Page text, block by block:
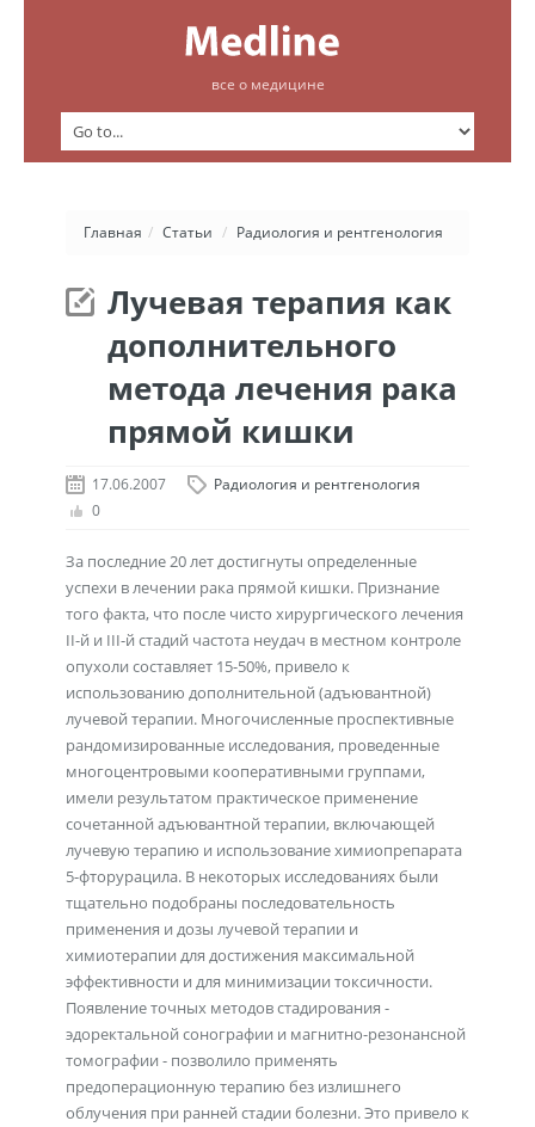
все о медицине
Главная / Статьи / Радиология и рентгенология
Лучевая терапия как
дополнительного
метода лечения рака
прямой кишки
17.06.2007
Радиология и рентгенология
0
За последние 20 лет достигнуты определенные
успехи в лечении рака прямой кишки. Признание
того факта, что после чисто хирургического лечения
II-й и III-й стадий частота неудач в местном контроле
опухоли составляет 15-50%, привело к
использованию дополнительной (адъювантной)
лучевой терапии. Многочисленные проспективные
рандомизированные исследования, проведенные
многоцентровыми кооперативными группами,
имели результатом практическое применение
сочетанной адъювантной терапии, включающей
лучевую терапию и использование химиопрепарата
5-фторурацила. В некоторых исследованиях были
тщательно подобраны последовательность
применения и дозы лучевой терапии и
химиотерапии для достижения максимальной
эффективности и для минимизации токсичности.
Появление точных методов стадирования -
эдоректальной сонографии и магнитно-резонансной
томографии - позволило применять
предоперационную терапию без излишнего
облучения при ранней стадии болезни. Это привело к